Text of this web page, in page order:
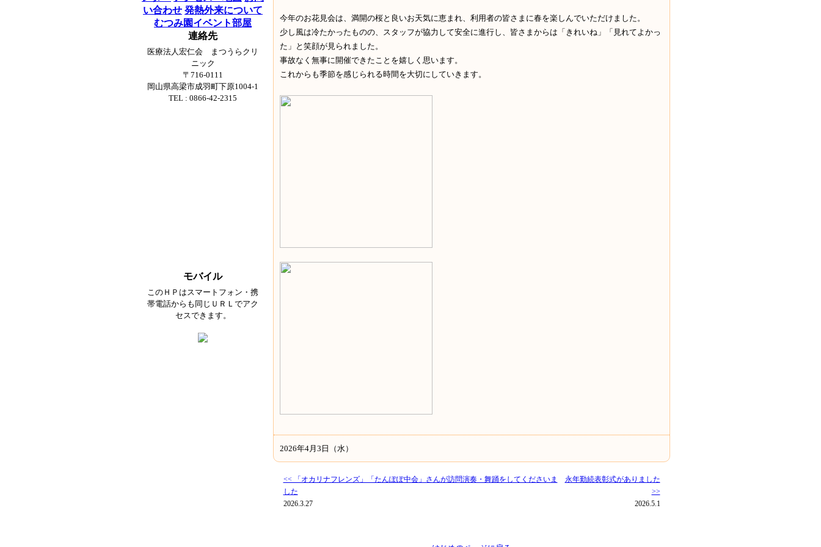
い合わせ 発熱外来について
むつみ園イベント部屋
連絡先
医療法人宏仁会 まつうらクリ
ニック
〒716-0111
岡山県高梁市成羽町下原1004-1
TEL : 0866-42-2315
モバイル
このＨＰはスマートフォン・携
帯電話からも同じＵＲＬでアク
セスできます。
今年のお花見会は、満開の桜と良いお天気に恵まれ、利用者の皆さまに春を楽しんでいただけました。
少し風は冷たかったものの、スタッフが協力して安全に進行し、皆さまからは「きれいね」「見れてよかっ
た」と笑顔が見られました。
事故なく無事に開催できたことを嬉しく思います。
これからも季節を感じられる時間を大切にしていきます。
2026年4月3日（水）
<< 「オカリナフレンズ」「たんぽぽ中会」さんが訪問演奏・舞踊をしてくださいま
した
2026.3.27
永年勤続表彰式がありました
>>
2026.5.1